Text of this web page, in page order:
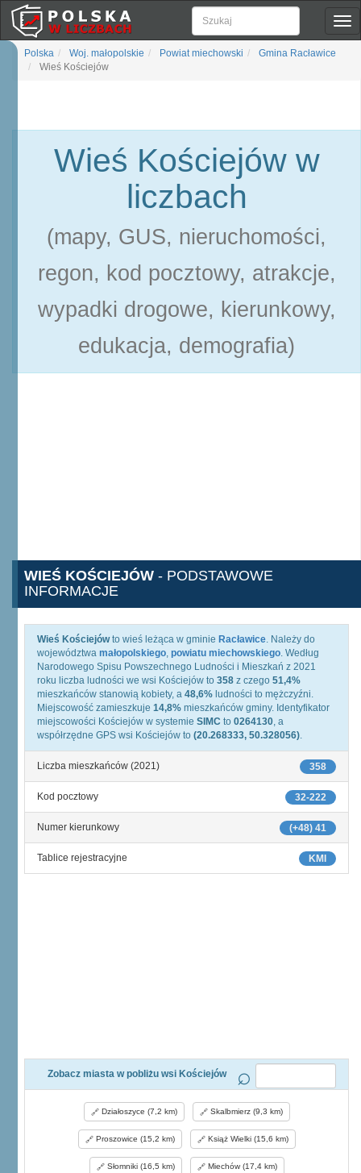
Polska Woj. małopolskie Powiat miechowski
Gmina Racławice
Wieś Kościejów
Wieś Kościejów w
liczbach
(mapy, GUS, nieruchomości,
regon, kod pocztowy, atrakcje,
wypadki drogowe, kierunkowy,
edukacja, demografia)
WIEŚ KOŚCIEJÓW - PODSTAWOWE
INFORMACJE
Wieś Kościejówto wieś leżąca w gminie Racławice. Należy do
województwa małopolskiego, powiatu miechowskiego. Według
Narodowego Spisu Powszechnego Ludności i Mieszkań z 2021
roku liczba ludności we wsi Kościejów to 358 z czego 51,4%
mieszkańców stanowią kobiety, a 48,6% ludności to mężczyźni.
Miejscowość zamieszkuje 14,8% mieszkańców gminy. Identyfikator
miejscowości Kościejów w systemie SIMC to 0264130, a
współrzędne GPS wsi Kościejów to (20.268333, 50.328056).
358
Liczba mieszkańców (2021)
32-222
Kod pocztowy
(+48) 41
Numer kierunkowy
KMI
Tablice rejestracyjne
Zobacz miasta w pobliżu wsi Kościejów
Działoszyce (7,2 km) Skalbmierz (9,3 km)
Proszowice (15,2 km) Książ Wielki (15,6 km)
Słomniki (16,5 km) Miechów (17,4 km)